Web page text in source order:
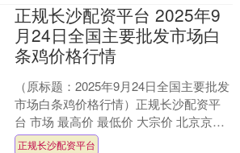
正规长沙配资平台 2025年9
月24日全国主要批发市场白
条鸡价格行情
（原标题：2025年9月24日全国主要批发
市场白条鸡价格行情）正规长沙配资平
台 市场 最高价 最低价 大宗价 北京京丰
岳各庄农副产品批发市场 17.40 12.....
正规长沙配资平台